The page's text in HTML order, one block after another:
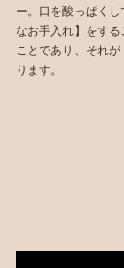
ー。口を酸っぱく
なお手入れ】をす
ことであり、それ
ります。